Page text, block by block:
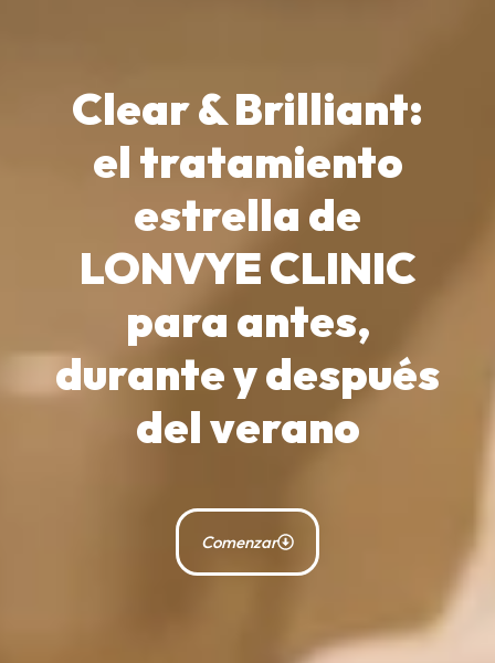
Clear & Brilliant:
el tratamiento
estrella de
LONVYE CLINIC
para antes,
durante y después
del verano
Comenzar